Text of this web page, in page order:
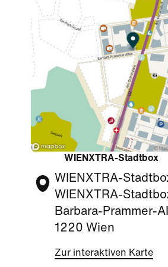
WIENXTRA-Stadtbox
WIENXTRA-
WIENXTRA-
Barbara-Prammer-
1220 Wien
Zur interaktiven Karte